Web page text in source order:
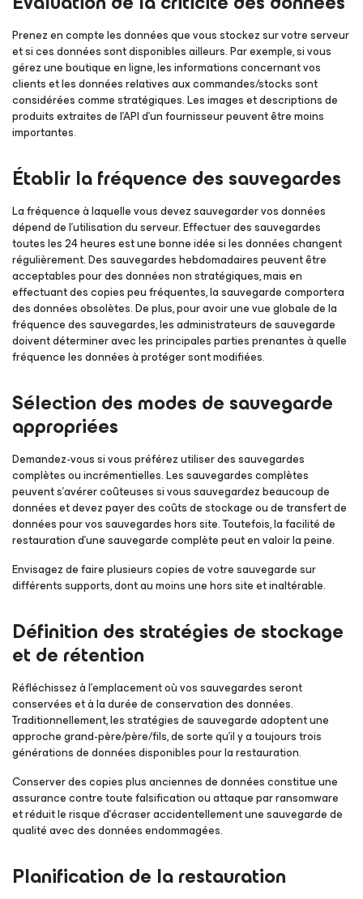
Prenez en compte les données que vous stockez sur votre serveur
et si ces données sont disponibles ailleurs. Par exemple, si vous
gérez une boutique en ligne, les informations concernant vos
clients et les données relatives aux commandes/stocks sont
considérées comme stratégiques. Les images et descriptions de
produits extraites de l’API d’un fournisseur peuvent être moins
importantes.
Établir la fréquence des sauvegardes
La fréquence à laquelle vous devez sauvegarder vos données
dépend de l’utilisation du serveur. Effectuer des sauvegardes
toutes les 24 heures est une bonne idée si les données changent
régulièrement. Des sauvegardes hebdomadaires peuvent être
acceptables pour des données non stratégiques, mais en
effectuant des copies peu fréquentes, la sauvegarde comportera
des données obsolètes. De plus, pour avoir une vue globale de la
fréquence des sauvegardes, les administrateurs de sauvegarde
doivent déterminer avec les principales parties prenantes à quelle
fréquence les données à protéger sont modifiées.
Sélection des modes de sauvegarde
appropriées
Demandez-vous si vous préférez utiliser des sauvegardes
complètes ou incrémentielles. Les sauvegardes complètes
peuvent s’avérer coûteuses si vous sauvegardez beaucoup de
données et devez payer des coûts de stockage ou de transfert de
données pour vos sauvegardes hors site. Toutefois, la facilité de
restauration d’une sauvegarde complète peut en valoir la peine.
Envisagez de faire plusieurs copies de votre sauvegarde sur
différents supports, dont au moins une hors site et inaltérable.
Définition des stratégies de stockage
et de rétention
Réfléchissez à l’emplacement où vos sauvegardes seront
conservées et à la durée de conservation des données.
Traditionnellement, les stratégies de sauvegarde adoptent une
approche grand-père/père/fils, de sorte qu’il y a toujours trois
générations de données disponibles pour la restauration.
Conserver des copies plus anciennes de données constitue une
assurance contre toute falsification ou attaque par ransomware
et réduit le risque d’écraser accidentellement une sauvegarde de
qualité avec des données endommagées.
Planification de la restauration